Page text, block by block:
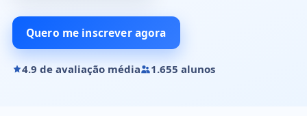
Quero me inscrever agora
4.9 de avaliação média 1.655 alunos